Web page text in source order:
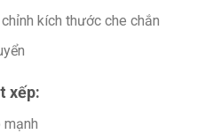
kích thước che chắn
xếp: